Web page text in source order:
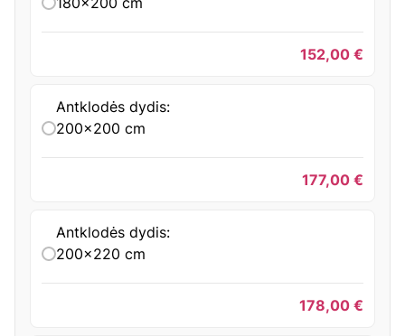
152,00 €
Antklodės dydis:
200x200 cm
177,00 €
Antklodės dydis:
200x220 cm
178,00 €